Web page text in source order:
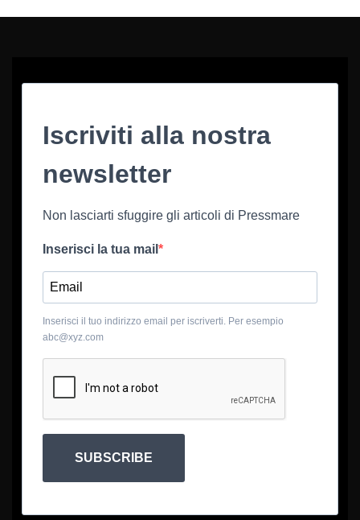
Iscriviti alla nostra
newsletter
Non lasciarti sfuggire gli articoli di Pressmare
Inserisci la tua mail
Inserisci il tuo indirizzo email per iscriverti. Per esempio
abc@xyz.com
SUBSCRIBE